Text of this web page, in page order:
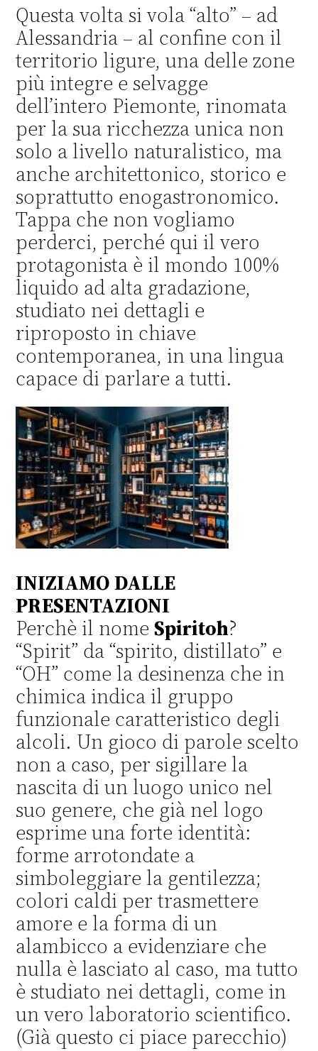
Questa volta si vola “alto” – ad
Alessandria – al confine con il
territorio ligure, una delle zone
più integre e selvagge
dell’intero Piemonte, rinomata
per la sua ricchezza unica non
solo a livello naturalistico, ma
anche architettonico, storico e
soprattutto enogastronomico.
Tappa che non vogliamo
perderci, perché qui il vero
protagonista è il mondo 100%
liquido ad alta gradazione,
studiato nei dettagli e
riproposto in chiave
contemporanea, in una lingua
capace di parlare a tutti.
INIZIAMO DALLE
PRESENTAZIONI
Perchè il nome Spiritoh?
“Spirit” da “spirito, distillato” e
“OH” come la desinenza che in
chimica indica il gruppo
funzionale caratteristico degli
alcoli. Un gioco di parole scelto
non a caso, per sigillare la
nascita di un luogo unico nel
suo genere, che già nel logo
esprime una forte identità:
forme arrotondate a
simboleggiare la gentilezza;
colori caldi per trasmettere
amore e la forma di un
alambicco a evidenziare che
nulla è lasciato al caso, ma tutto
è studiato nei dettagli, come in
un vero laboratorio scientifico.
(Già questo ci piace parecchio)